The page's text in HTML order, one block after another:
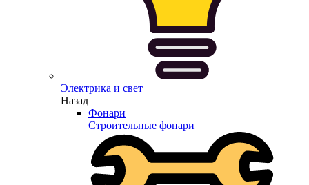
Электрика и свет
Назад
Фонари
Строительные фонари